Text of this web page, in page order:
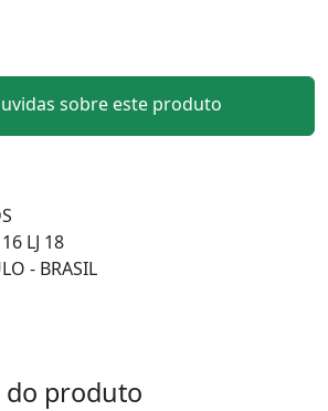
sobre este produto
LJ 18
- BRASIL
produto